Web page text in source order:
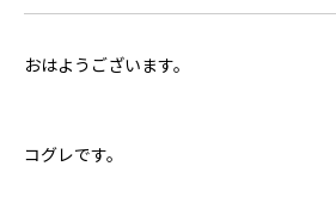
おはようございます。
コグレです。